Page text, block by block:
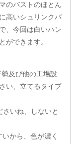
のバストのほとん
高いシュリンクバ
、今回は白いハン
ができます。
勢及び他の工場設
い、立てるタイプ
さいね、しないと
から、色が濃く